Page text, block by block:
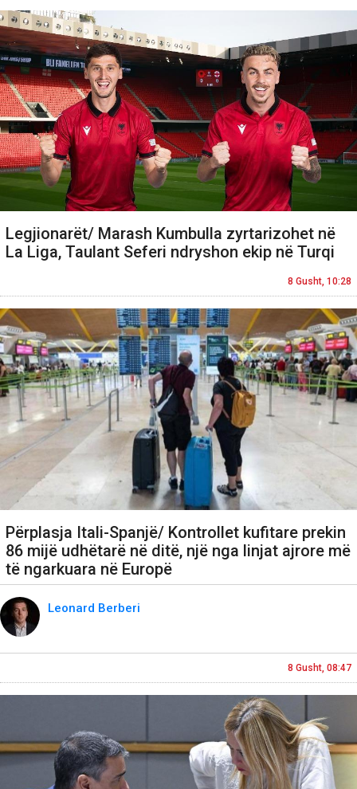
Legjionarët/ Marash Kumbulla zyrtarizohet në
La Liga, Taulant Seferi ndryshon ekip në Turqi
8 Gusht, 10:28
Përplasja Itali-Spanjë/ Kontrollet kufitare prekin
86 mijë udhëtarë në ditë, një nga linjat ajrore më
të ngarkuara në Europë
Leonard Berberi
8 Gusht, 08:47